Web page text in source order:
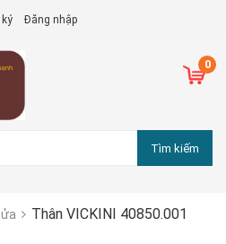
Đăng nhập
0
Tìm kiếm
Thân VICKINI 40850.001